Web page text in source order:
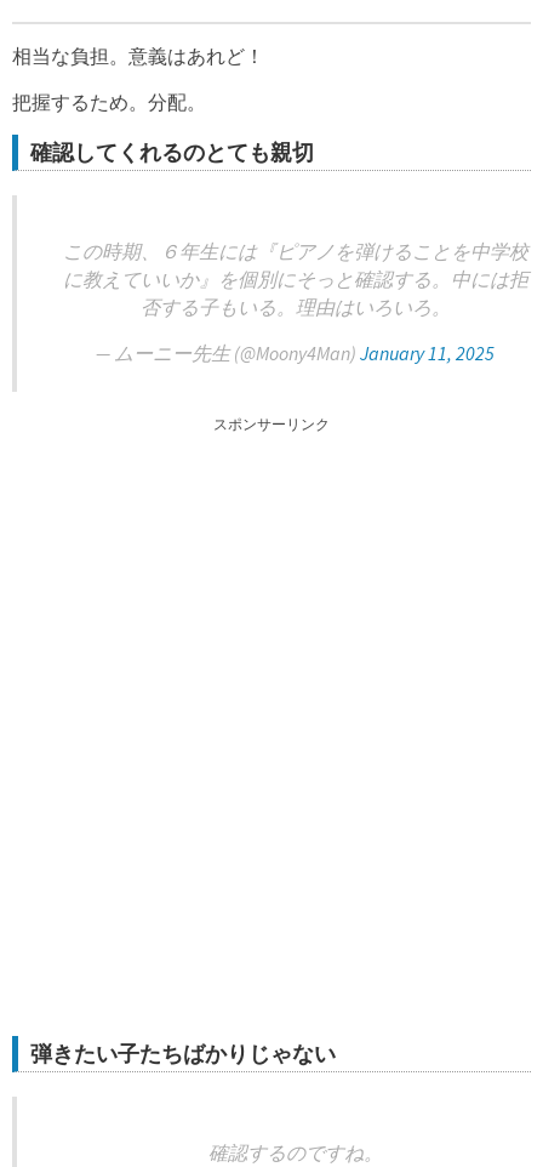
相当な負担。意義はあれど！
把握するため。分配。
確認してくれるのとても親切
この時期、６年生には『ピアノを弾けることを中学校
に教えていいか』を個別にそっと確認する。中には拒
否する子もいる。理由はいろいろ。
— ムーニー先生 (@Moony4Man) January 11, 2025
スポンサーリンク
弾きたい子たちばかりじゃない
確認するのですね。